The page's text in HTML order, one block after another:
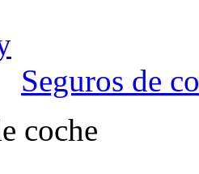
Seguros de
coche